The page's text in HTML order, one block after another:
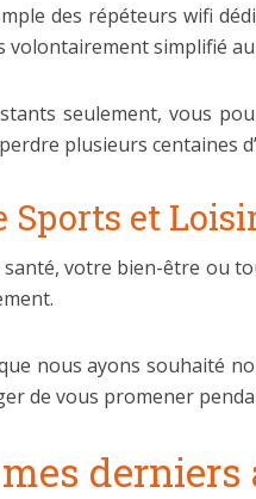
des répéteurs wifi
volontairement simplifié
seulement, vous
plusieurs centaines
Sports et
votre bien-être ou
que nous ayons souhaité
de vous promener